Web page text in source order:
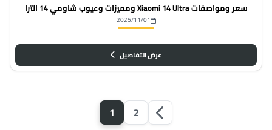
سعر ومواصفات Xiaomi 14 Ultra ومميزات وعيوب شاومي 14 الترا
2025/11/01
عرض التفاصيل
1 2
الصفحة